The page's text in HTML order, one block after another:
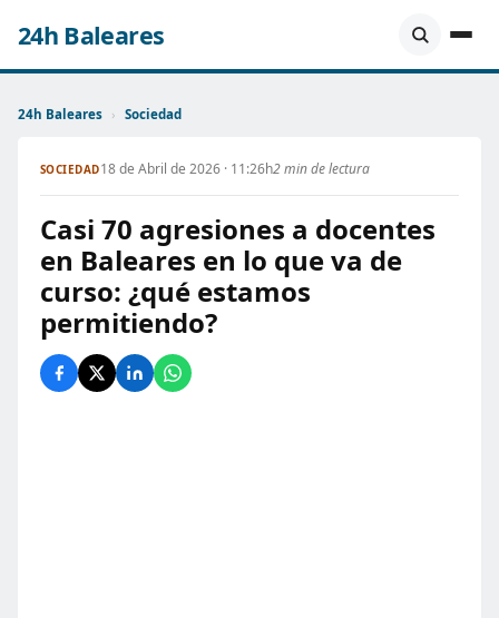
24h Baleares
24h Baleares › Sociedad
SOCIEDAD18 de Abril de 2026 · 11:26h2 min de lectura
Casi 70 agresiones a docentes
en Baleares en lo que va de
curso: ¿qué estamos
permitiendo?